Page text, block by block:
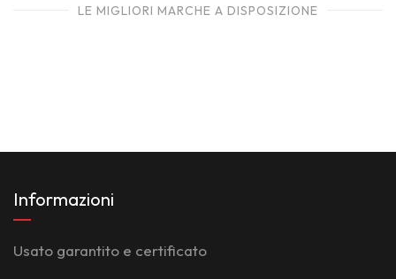
LE MIGLIORI MARCHE A DISPOSIZIONE
Informazioni
Usato garantito e certificato